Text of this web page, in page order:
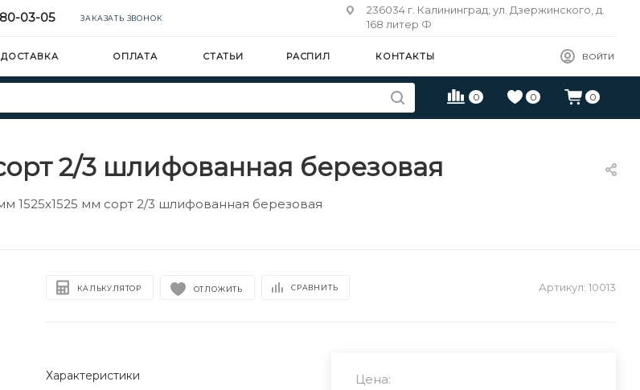
03-05 ЗАКАЗАТЬ ЗВОНОК
236034 г. Калининград, ул. Дзержинского, д.
168 литер Ф
ВОЙТИ
ДОСТАВКА ОПЛАТА СТАТЬИ РАСПИЛ КОНТАКТЫ
0 0 0
2/3 шлифованная березовая
1525х1525 мм сорт 2/3 шлифованная березовая
КАЛЬКУЛЯТОР ОТЛОЖИТЬ СРАВНИТЬ Артикул: 10013
Характеристики Цена: